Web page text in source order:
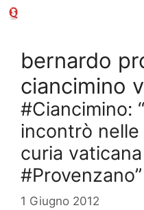
Vai
bernardo
ciancimino
#Ciancimino:
incontrò
curia
#Provenzano”
1 Giugno 2012